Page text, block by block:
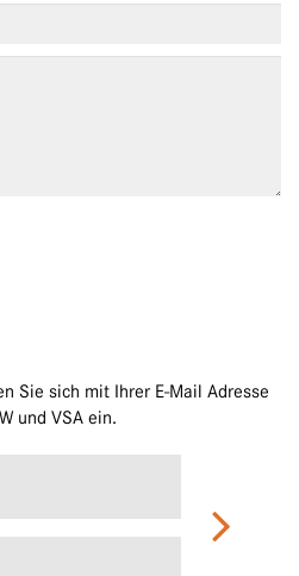
Sie sich mit Ihrer E-Mail Adresse
und VSA ein.